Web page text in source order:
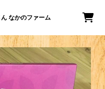
なかのファーム